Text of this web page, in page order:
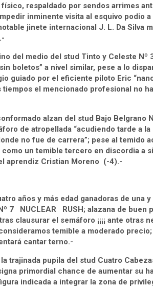
respaldado por sendos arrimes
inminente visita al esquivo podio
jinete internacional J. L. Da Silva
del medio del stud Tinto y Celeste
boletos” a nivel similar, pese a lo
guiado por el eficiente piloto Eric
el mencionado profesional no
alzan del stud Bajo Belgrano
de atropellada “acudiendo tarde a
no fue de carrera”; pese al temido
un temible tercero en discordia a
aprendiz Cristian Moreno (-4).-
años y más edad ganadoras de una
7 NUCLEAR RUSH; alazana de buen
clausurar el semáforo ¡¡¡¡ ante otras
temible a moderado
cantar terno.-
trajinada pupila del stud Cuatro
primordial chance de aumentar su
indicada a integrar la zona de